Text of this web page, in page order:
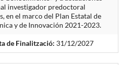
investigador predoctoral
en el marco del Plan Estatal de
y de Innovación 2021-2023.
de Finalització: 31/12/2027